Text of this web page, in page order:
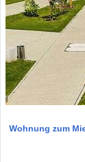
Wohnung zum